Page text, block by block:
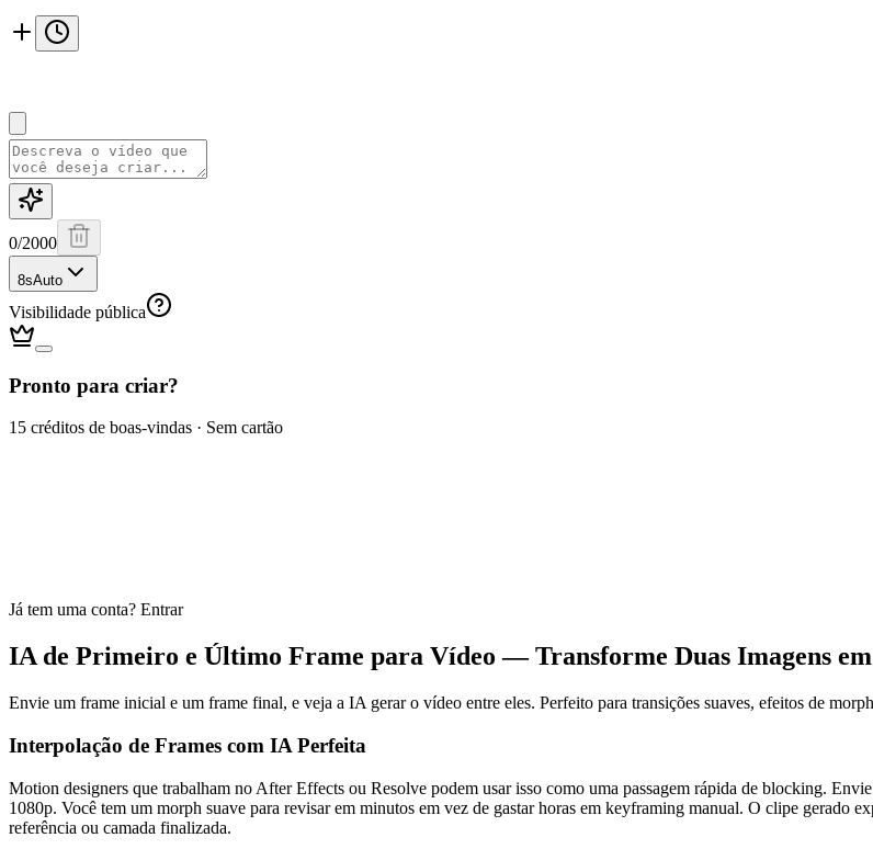
0/2000
8sAuto
Visibilidade pública
Pronto para criar?
15 créditos de boas-vindas · Sem cartão
Já tem uma conta? Entrar
IA de Primeiro e Último Frame para Vídeo — Transforme Duas Imagens
Envie um frame inicial e um frame final, e veja a IA gerar o vídeo entre eles. Perfeito para transições suaves, efeitos de
Interpolação de Frames com IA Perfeita
Motion designers que trabalham no After Effects ou Resolve podem usar isso como uma passagem rápida de blocking.
1080p. Você tem um morph suave para revisar em minutos em vez de gastar horas em keyframing manual. O clipe gerado
referência ou camada finalizada.